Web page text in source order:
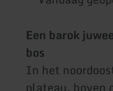
Een barok
bos
In het